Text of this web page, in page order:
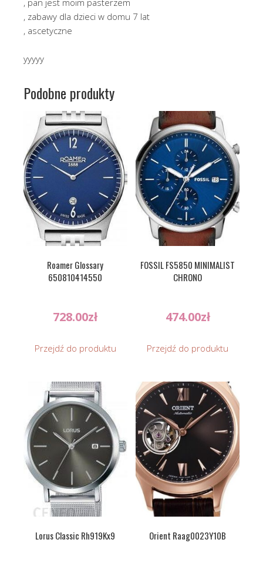
, zabawy dla dzieci w domu 7 lat
, ascetyczne
yyyyy
Podobne produkty
Roamer Glossary
650810414550
728.00zł
Przejdź do produktu
FOSSIL FS5850 MINIMALIST
CHRONO
474.00zł
Przejdź do produktu
Lorus Classic Rh919Kx9 Orient Raag0023Y10B